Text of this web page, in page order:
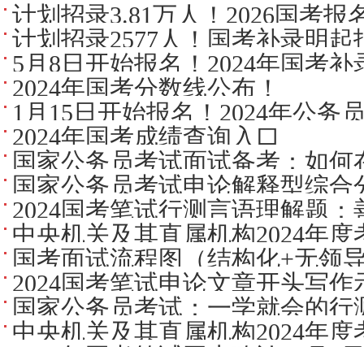
计划招录3.81万人！2026国考报
计划招录2577人！国考补录明起
5月8日开始报名！2024年国考补
2024年国考分数线公布！
1月15日开始报名！2024年公务
2024年国考成绩查询入口
国家公务员考试面试备考：如
国家公务员考试申论解释型综
2024国考笔试行测言语理解题：
中央机关及其直属机构2024年
及准考证打印网址
国考面试流程图（结构化+无领
试答题流程）
2024国考笔试申论文章开头写
国家公务员考试：一学就会的行
识
中央机关及其直属机构2024年